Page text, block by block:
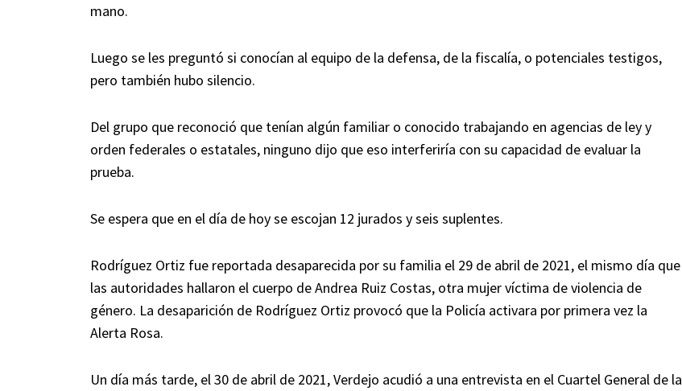
mano.
Luego se les preguntó si conocían al equipo de la defensa, de la fiscalía, o potenciales testigos,
pero también hubo silencio.
Del grupo que reconoció que tenían algún familiar o conocido trabajando en agencias de ley y
orden federales o estatales, ninguno dijo que eso interferiría con su capacidad de evaluar la
prueba.
Se espera que en el día de hoy se escojan 12 jurados y seis suplentes.
Rodríguez Ortiz fue reportada desaparecida por su familia el 29 de abril de 2021, el mismo día que
las autoridades hallaron el cuerpo de Andrea Ruiz Costas, otra mujer víctima de violencia de
género. La desaparición de Rodríguez Ortiz provocó que la Policía activara por primera vez la
Alerta Rosa.
Un día más tarde, el 30 de abril de 2021, Verdejo acudió a una entrevista en el Cuartel General de la